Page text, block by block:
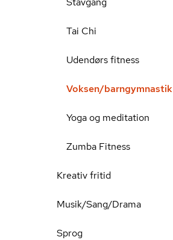
Tai Chi
Udendørs fitness
Voksen/barngymnastik
Yoga og meditation
Zumba Fitness
Kreativ fritid
Musik/Sang/Drama
Sprog